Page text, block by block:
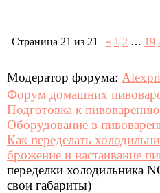
Страница 21 из 21 « 1 2 … 19
Модератор форума:
Форум домашних
Подготовка к пивоварению
Оборудование в
Как переделать
брожение и настаивание
переделки холодильника
свои габариты)